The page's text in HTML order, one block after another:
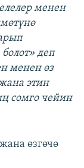
менен
деп
менен өз
этин
сомго чейин
өзгөчө